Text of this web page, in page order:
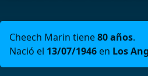
Cheech Marin tiene80 años.
Nació el 13/07/1946 en Los